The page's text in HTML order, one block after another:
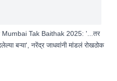
Tak Baithak 2025: '...तर
बऱ्या', नरेंद्र जाधवांनी मांडलं रोखठोक